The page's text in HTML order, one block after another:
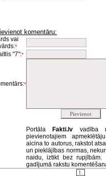
komentāru:
vai
*
"7":*
*
Portāla Fakti.lv vadība
pievienotajiem
aicina to autorus, rakstot
un pieklājības normas,
naidu, iztikt bez rupjībām.
gadījumā rakstu
1.